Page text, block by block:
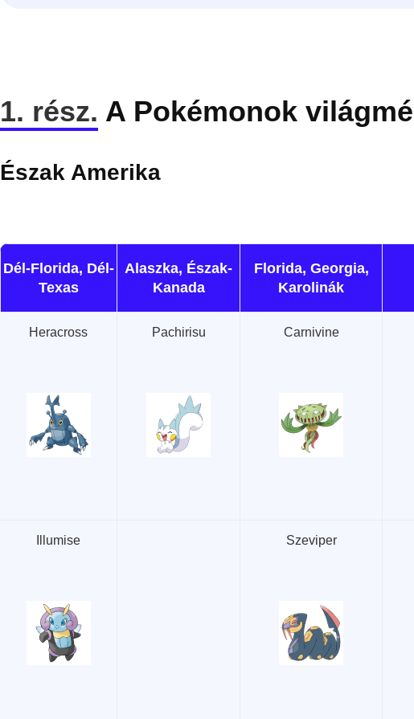
1. rész. A Pokémonok
Észak Amerika
Dél-Florida, Dél-
Texas
Alaszka, Észak-
Kanada
Florida, Georgia,
Karolinák
Heracross Pachirisu Carnivine
Illumise Szeviper